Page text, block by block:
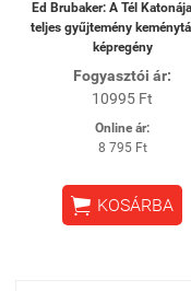
Ed Brubaker: A Tél
teljes gyűjtemény
képregény
Fogyasztói ár:
10995 Ft
Online ár:
8 795 Ft
 KOSÁRBA